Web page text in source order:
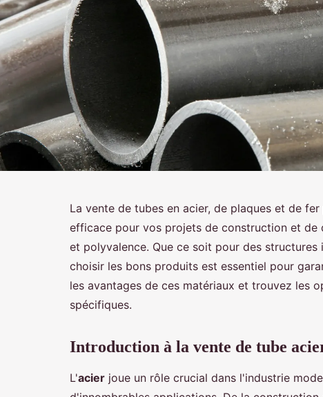
La vente de tubes en acier, de plaques et de
efficace pour vos projets de construction et de
et polyvalence. Que ce soit pour des
choisir les bons produits est essentiel pour
les avantages de ces matériaux et trouvez les
spécifiques.
Introduction à la vente de tube
L'acier joue un rôle crucial dans l'industrie